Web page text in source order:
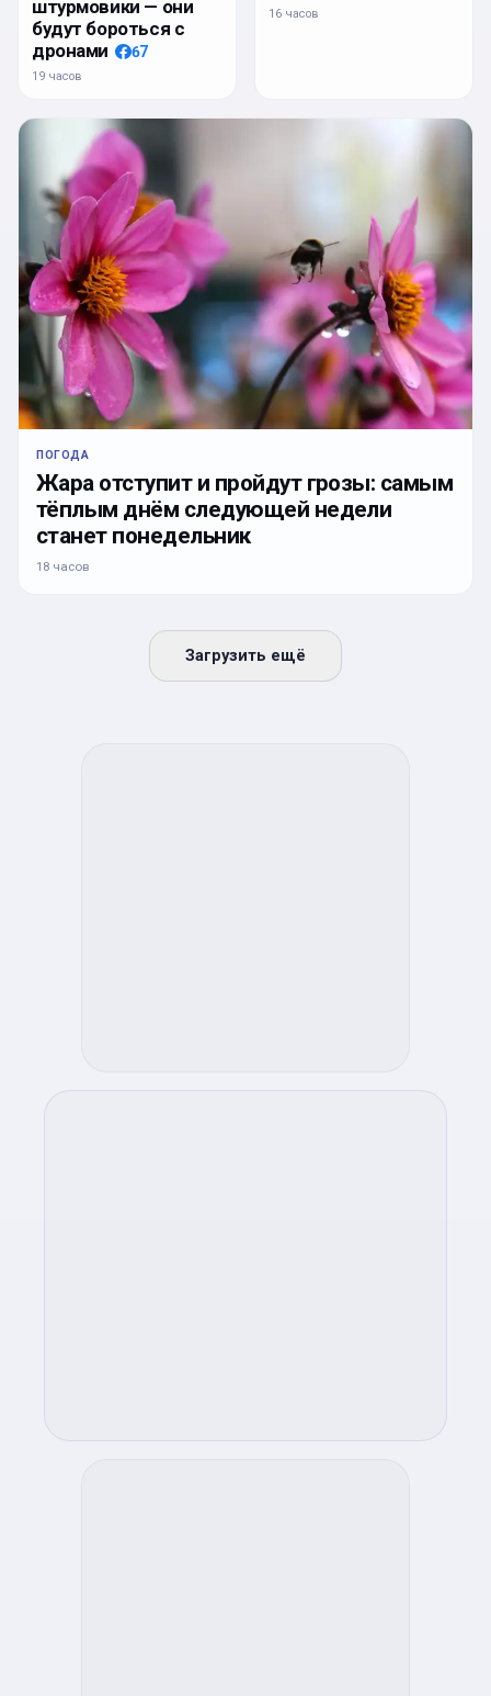
штурмовики — они
будут бороться с
дронами
67
19 часов
16 часов
ПОГОДА
Жара отступит и пройдут грозы: самым
тёплым днём следующей недели
станет понедельник
18 часов
Загрузить ещё